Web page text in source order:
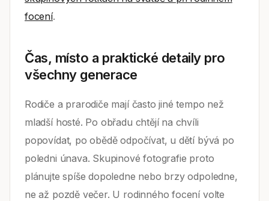
focení.
Čas, místo a praktické detaily pro
všechny generace
Rodiče a prarodiče mají často jiné tempo než
mladší hosté. Po obřadu chtějí na chvíli
popovídat, po obědě odpočívat, u dětí bývá po
poledni únava. Skupinové fotografie proto
plánujte spíše dopoledne nebo brzy odpoledne,
ne až pozdě večer. U rodinného focení volte